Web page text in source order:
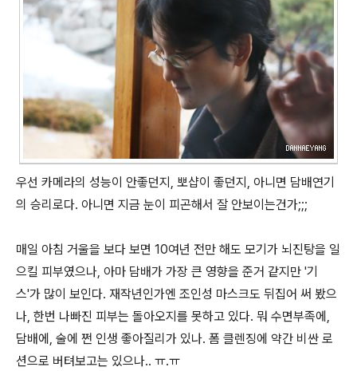
우선 카메라의 성능이 안좋던지, 뽀샵이 좋던지, 아니면 담배연기
의 승리로다. 아니면 지금 눈이 피곤해서 잘 안보이는건가;;;
매일 아침 거울을 보다 보면 10여년 전만 해도 모기가 뇌진탕을 일
으킬 피부였으나, 아마 담배가 가장 큰 영향을 준거 같지만 '기
스'가 많이 보인다. 재작년인가엔 조인성 마스크도 뒤집어 써 봤으
나, 한번 나빠진 피부는 돌아오지를 못하고 있다. 뭐 수면부족에,
담배에, 술에 쩐 인생 좋아질리가 있나. 폼 클렌징에 약간 비싼 로
션으로 버텨보고는 있으나.. ㅠ.ㅠ